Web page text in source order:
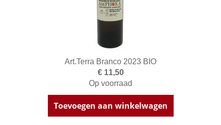
Art.Terra Branco 2023 BIO
€ 11,50
Op voorraad
Toevoegen aan winkelwagen